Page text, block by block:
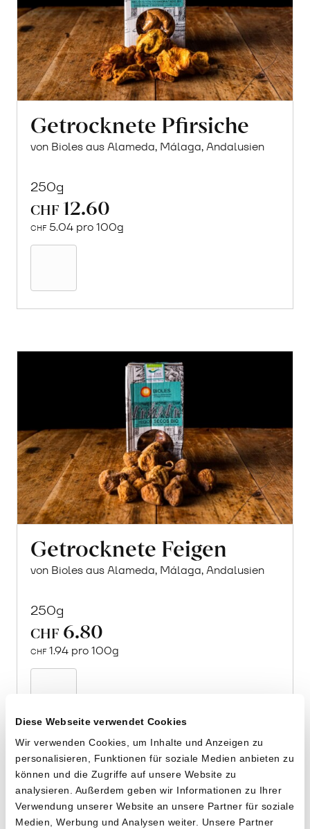
Diese Webseite verwendet Cookies
Wir verwenden Cookies, um Inhalte und Anzeigen zu
personalisieren, Funktionen für soziale Medien anbieten zu
können und die Zugriffe auf unsere Website zu
analysieren. Außerdem geben wir Informationen zu Ihrer
Verwendung unserer Website an unsere Partner für soziale
Medien, Werbung und Analysen weiter. Unsere Partner
Getrocknete Pfirsiche
von Bioles aus Alameda, Málaga, Andalusien
250g
CHF 12.60
CHF 5.04 pro 100g
Getrocknete Feigen
von Bioles aus Alameda, Málaga, Andalusien
250g
CHF 6.80
CHF 1.94 pro 100g